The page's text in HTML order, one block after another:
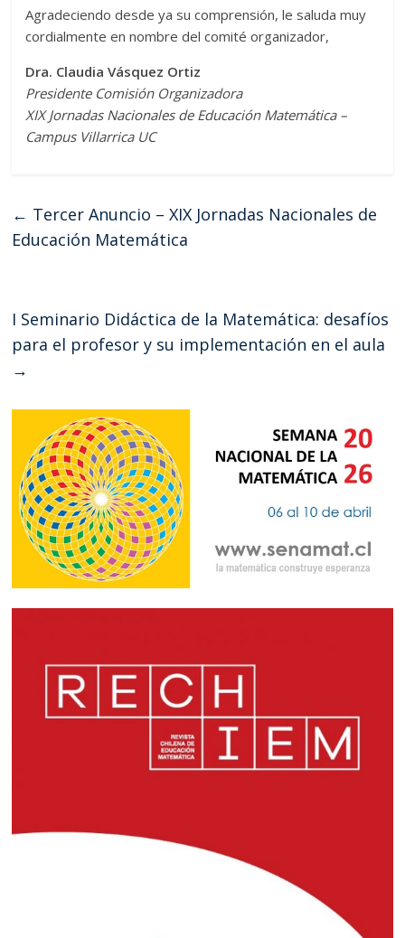
Agradeciendo desde ya su comprensión, le saluda muy
cordialmente en nombre del comité organizador,
Dra. Claudia Vásquez Ortiz
Presidente Comisión Organizadora
XIX Jornadas Nacionales de Educación Matemática –
Campus Villarrica UC
← Tercer Anuncio – XIX Jornadas Nacionales de
Educación Matemática
I Seminario Didáctica de la Matemática: desafíos
para el profesor y su implementación en el aula
→